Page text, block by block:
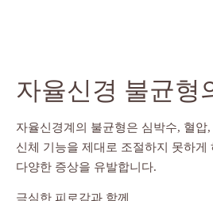
자율신경 불균형
자율신경계의 불균형은 심박수, 혈압,
신체 기능을 제대로 조절하지 못하게
다양한 증상을 유발합니다.
극심한 피로감과 함께